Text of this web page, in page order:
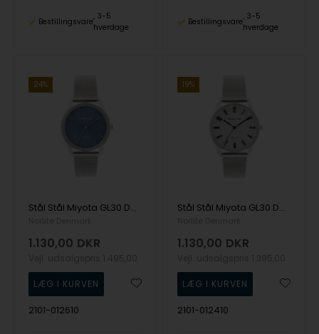
Bestillingsvare
3-5
hverdage
Bestillingsvare
3-5
hverdage
24%
Stål Stål Miyota GL30 Dame ur fra Norlite Denmark, 2101-012610
1.130,00 DKR
2101-012610
19%
Stål Stål Miyota GL30 Dame ur fra Norlite Denmark, 2101-012410
1.130,00 DKR
2101-012410